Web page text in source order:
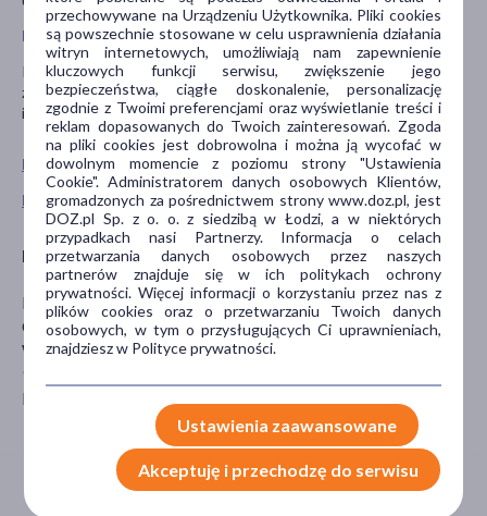
Pokaż wszystkie produkty HELPA
Pokaż wszystkie produkty linii Czary Mamy marki Helpa
Producent
HELPA SPÓŁKA Z OGRANICZONĄ
ODPOWIEDZIALNOŚCIĄ
Wrocławska 20
95-082 Dobroń
kontakt@helpa.pl
Przeciwwskazania i środki ostrożności
Produkt należy stosować jako element zróżnicowanej i
zbilansowanej diety. Przechowywać w suchym, chłodnym miejscu
i chronić przed wilgocią.
przechowywane na Urządzeniu Użytkownika. Pliki cookies
są powszechnie stosowane w celu usprawnienia działania
witryn internetowych, umożliwiają nam zapewnienie
kluczowych funkcji serwisu, zwiększenie jego
bezpieczeństwa, ciągłe doskonalenie, personalizację
zgodnie z Twoimi preferencjami oraz wyświetlanie treści i
reklam dopasowanych do Twoich zainteresowań. Zgoda
na pliki cookies jest dobrowolna i można ją wycofać w
dowolnym momencie z poziomu strony "Ustawienia
Cookie". Administratorem danych osobowych Klientów,
gromadzonych za pośrednictwem strony www.doz.pl, jest
DOZ.pl Sp. z o. o. z siedzibą w Łodzi, a w niektórych
przypadkach nasi Partnerzy. Informacja o celach
przetwarzania danych osobowych przez naszych
partnerów znajduje się w ich politykach ochrony
prywatności. Więcej informacji o korzystaniu przez nas z
plików cookies oraz o przetwarzaniu Twoich danych
osobowych, w tym o przysługujących Ci uprawnieniach,
znajdziesz w Polityce prywatności.
Ustawienia zaawansowane
Akceptuję i przechodzę do serwisu